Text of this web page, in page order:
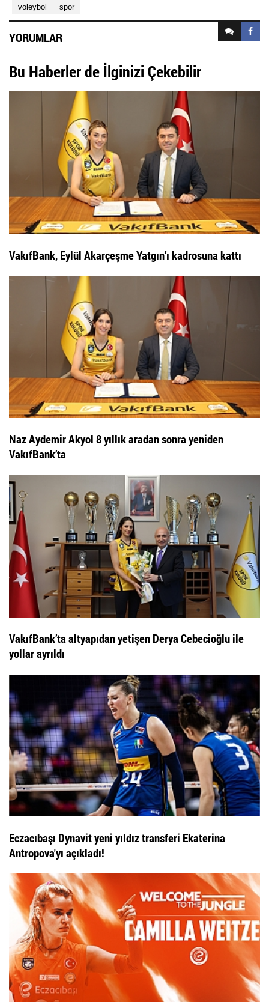
voleybol spor
YORUMLAR
Bu Haberler de İlginizi Çekebilir
VakıfBank, Eylül Akarçeşme Yatgın’ı kadrosuna kattı
Naz Aydemir Akyol 8 yıllık aradan sonra yeniden
VakıfBank’ta
VakıfBank’ta altyapıdan yetişen Derya Cebecioğlu ile
yollar ayrıldı
Eczacıbaşı Dynavit yeni yıldız transferi Ekaterina
Antropova'yı açıkladı!